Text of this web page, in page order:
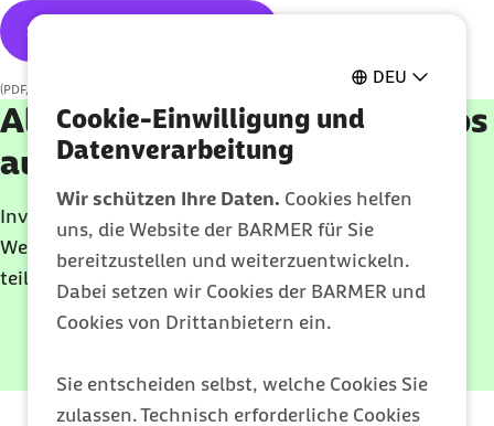
DEU
Cookie-Einwilligung und
Datenverarbeitung
Wir schützen Ihre Daten. Cookies helfen
uns, die Website der BARMER für Sie
bereitzustellen und weiterzuentwickeln.
Dabei setzen wir Cookies der BARMER und
Cookies von Drittanbietern ein.
Sie entscheiden selbst, welche Cookies Sie
zulassen. Technisch erforderliche Cookies
Seminarinfos herunterladen
(PDF, 1.960 KB, Datei ist nicht barrierefrei, externe Quelle)
Alle Seminare und Workshops
auf einen Blick
Investieren Sie in die Zukunft – mit beruflicher
Weiterbildung. Jetzt anmelden und kostenlos
teilnehmen.